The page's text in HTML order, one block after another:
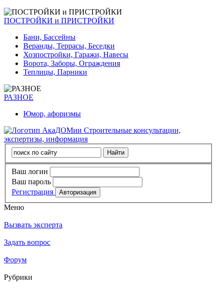
ПОСТРОЙКИ и ПРИСТРОЙКИ
Бани, Бассейны
Веранды, Террасы, Беседки
Хозпостройки, Гаражи, Навесы
Ворота, Заборы, Ограждения
Теплицы, Парники
РАЗНОЕ
Юмор, афоризмы
Строительные консультации,
экспертизы, информация
Ваш логин
Ваш пароль
Регистрация
Меню
Вызвать эксперта
Задать вопрос
Форум
Рубрики